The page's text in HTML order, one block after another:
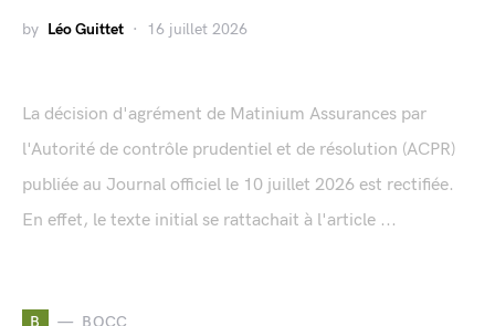
by Léo Guittet 16 juillet 2026
La décision d'agrément de Matinium Assurances par
l'Autorité de contrôle prudentiel et de résolution (ACPR)
publiée au Journal officiel le 10 juillet 2026 est rectifiée.
En effet, le texte initial se rattachait à l'article ...
B